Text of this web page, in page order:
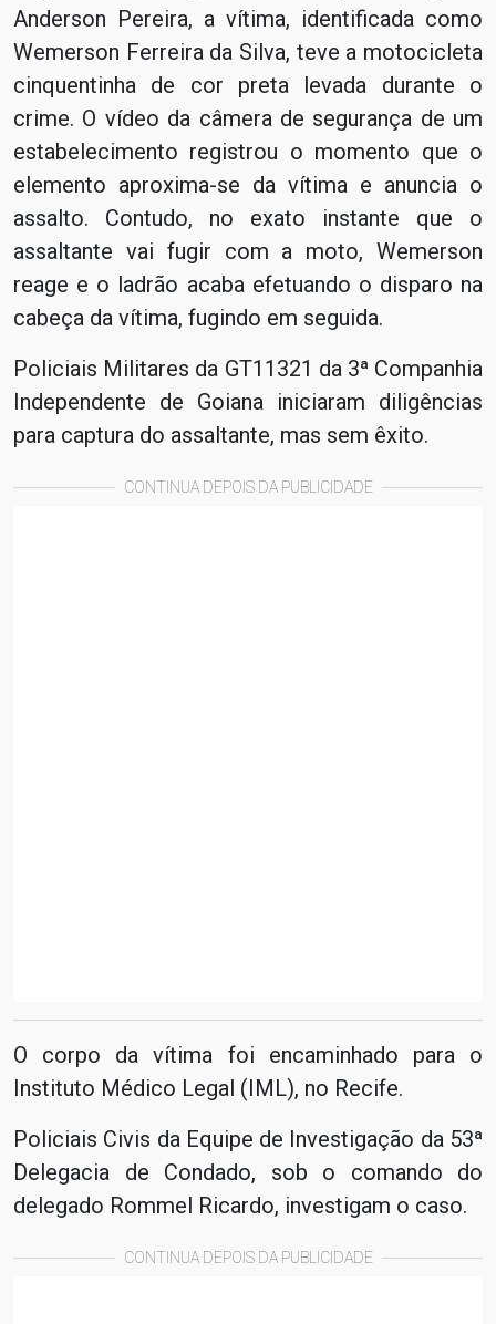
Anderson Pereira, a vítima, identificada como
Wemerson Ferreira da Silva, teve a motocicleta
cinquentinha de cor preta levada durante o
crime. O vídeo da câmera de segurança de um
estabelecimento registrou o momento que o
elemento aproxima-se da vítima e anuncia o
assalto. Contudo, no exato instante que o
assaltante vai fugir com a moto, Wemerson
reage e o ladrão acaba efetuando o disparo na
cabeça da vítima, fugindo em seguida.
Policiais Militares da GT11321 da 3ª Companhia
Independente de Goiana iniciaram diligências
para captura do assaltante, mas sem êxito.
CONTINUA DEPOIS DA PUBLICIDADE
O corpo da vítima foi encaminhado para o
Instituto Médico Legal (IML), no Recife.
Policiais Civis da Equipe de Investigação da 53ª
Delegacia de Condado, sob o comando do
delegado Rommel Ricardo, investigam o caso.
CONTINUA DEPOIS DA PUBLICIDADE